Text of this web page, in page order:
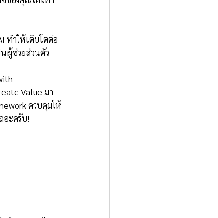
ทำให้เติบโตต่อ
นผู้ช่วยส่วนตัว
Value มา
ควบคุมให้
อะครับ!